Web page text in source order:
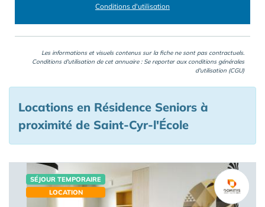
Conditions d'utilisation
Les informations et visuels contenus sur la fiche ne sont pas contractuels.
Conditions d'utilisation de cet annuaire : Se reporter aux conditions générales
d'utilisation (CGU)
Locations en Résidence Seniors à
proximité de Saint-Cyr-l'École
SÉJOUR TEMPORAIRE
LOCATION